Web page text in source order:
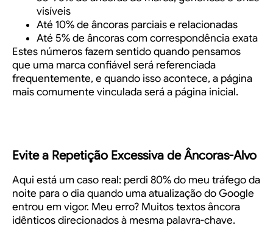
visíveis
Até 10% de âncoras parciais e relacionadas
Até 5% de âncoras com correspondência exata
Estes números fazem sentido quando pensamos
que uma marca confiável será referenciada
frequentemente, e quando isso acontece, a página
mais comumente vinculada será a página inicial.
Evite a Repetição Excessiva de Âncoras-Alvo
Aqui está um caso real: perdi 80% do meu tráfego da
noite para o dia quando uma atualização do Google
entrou em vigor. Meu erro? Muitos textos âncora
idênticos direcionados à mesma palavra-chave.